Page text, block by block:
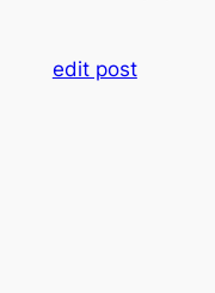
edit post